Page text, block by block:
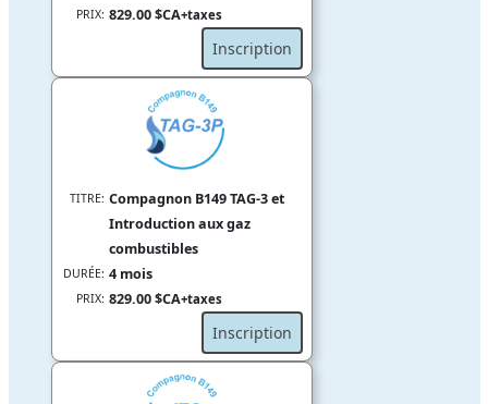
PRIX: 829.00 $CA+taxes
Inscription
TITRE: Compagnon B149 TAG-3 et
Introduction aux gaz
combustibles
DURÉE: 4 mois
PRIX: 829.00 $CA+taxes
Inscription